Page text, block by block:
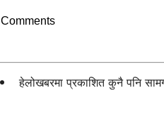
Comments
हेलोखबरमा प्रकाशित कुनै पनि